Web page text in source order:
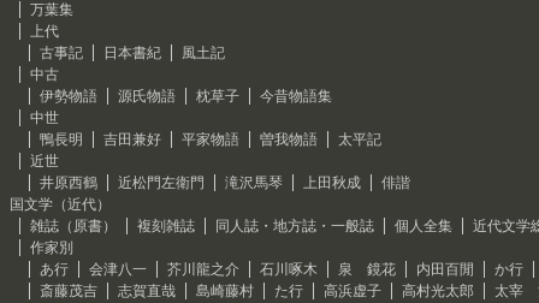
万葉集
上代
古事記
日本書紀
風土記
中古
伊勢物語
源氏物語 枕草子
今昔物語集
中世
鴨長明
吉田兼好 平家物語 曽我物語
太平記
近世
井原西鶴
近松門左衛門 滝沢馬琴 上田秋成
俳諧
国文学（近代）
雑誌（原書）
複刻雑誌 同人誌・地方誌・一般誌 個人全集
近代文学
作家別
あ行
会津八一 芥川龍之介 石川啄木 泉 鏡花 内田百閒
か行
斎藤茂吉
志賀直哉 島崎藤村 た行 高浜虚子 高村光太郎
太宰